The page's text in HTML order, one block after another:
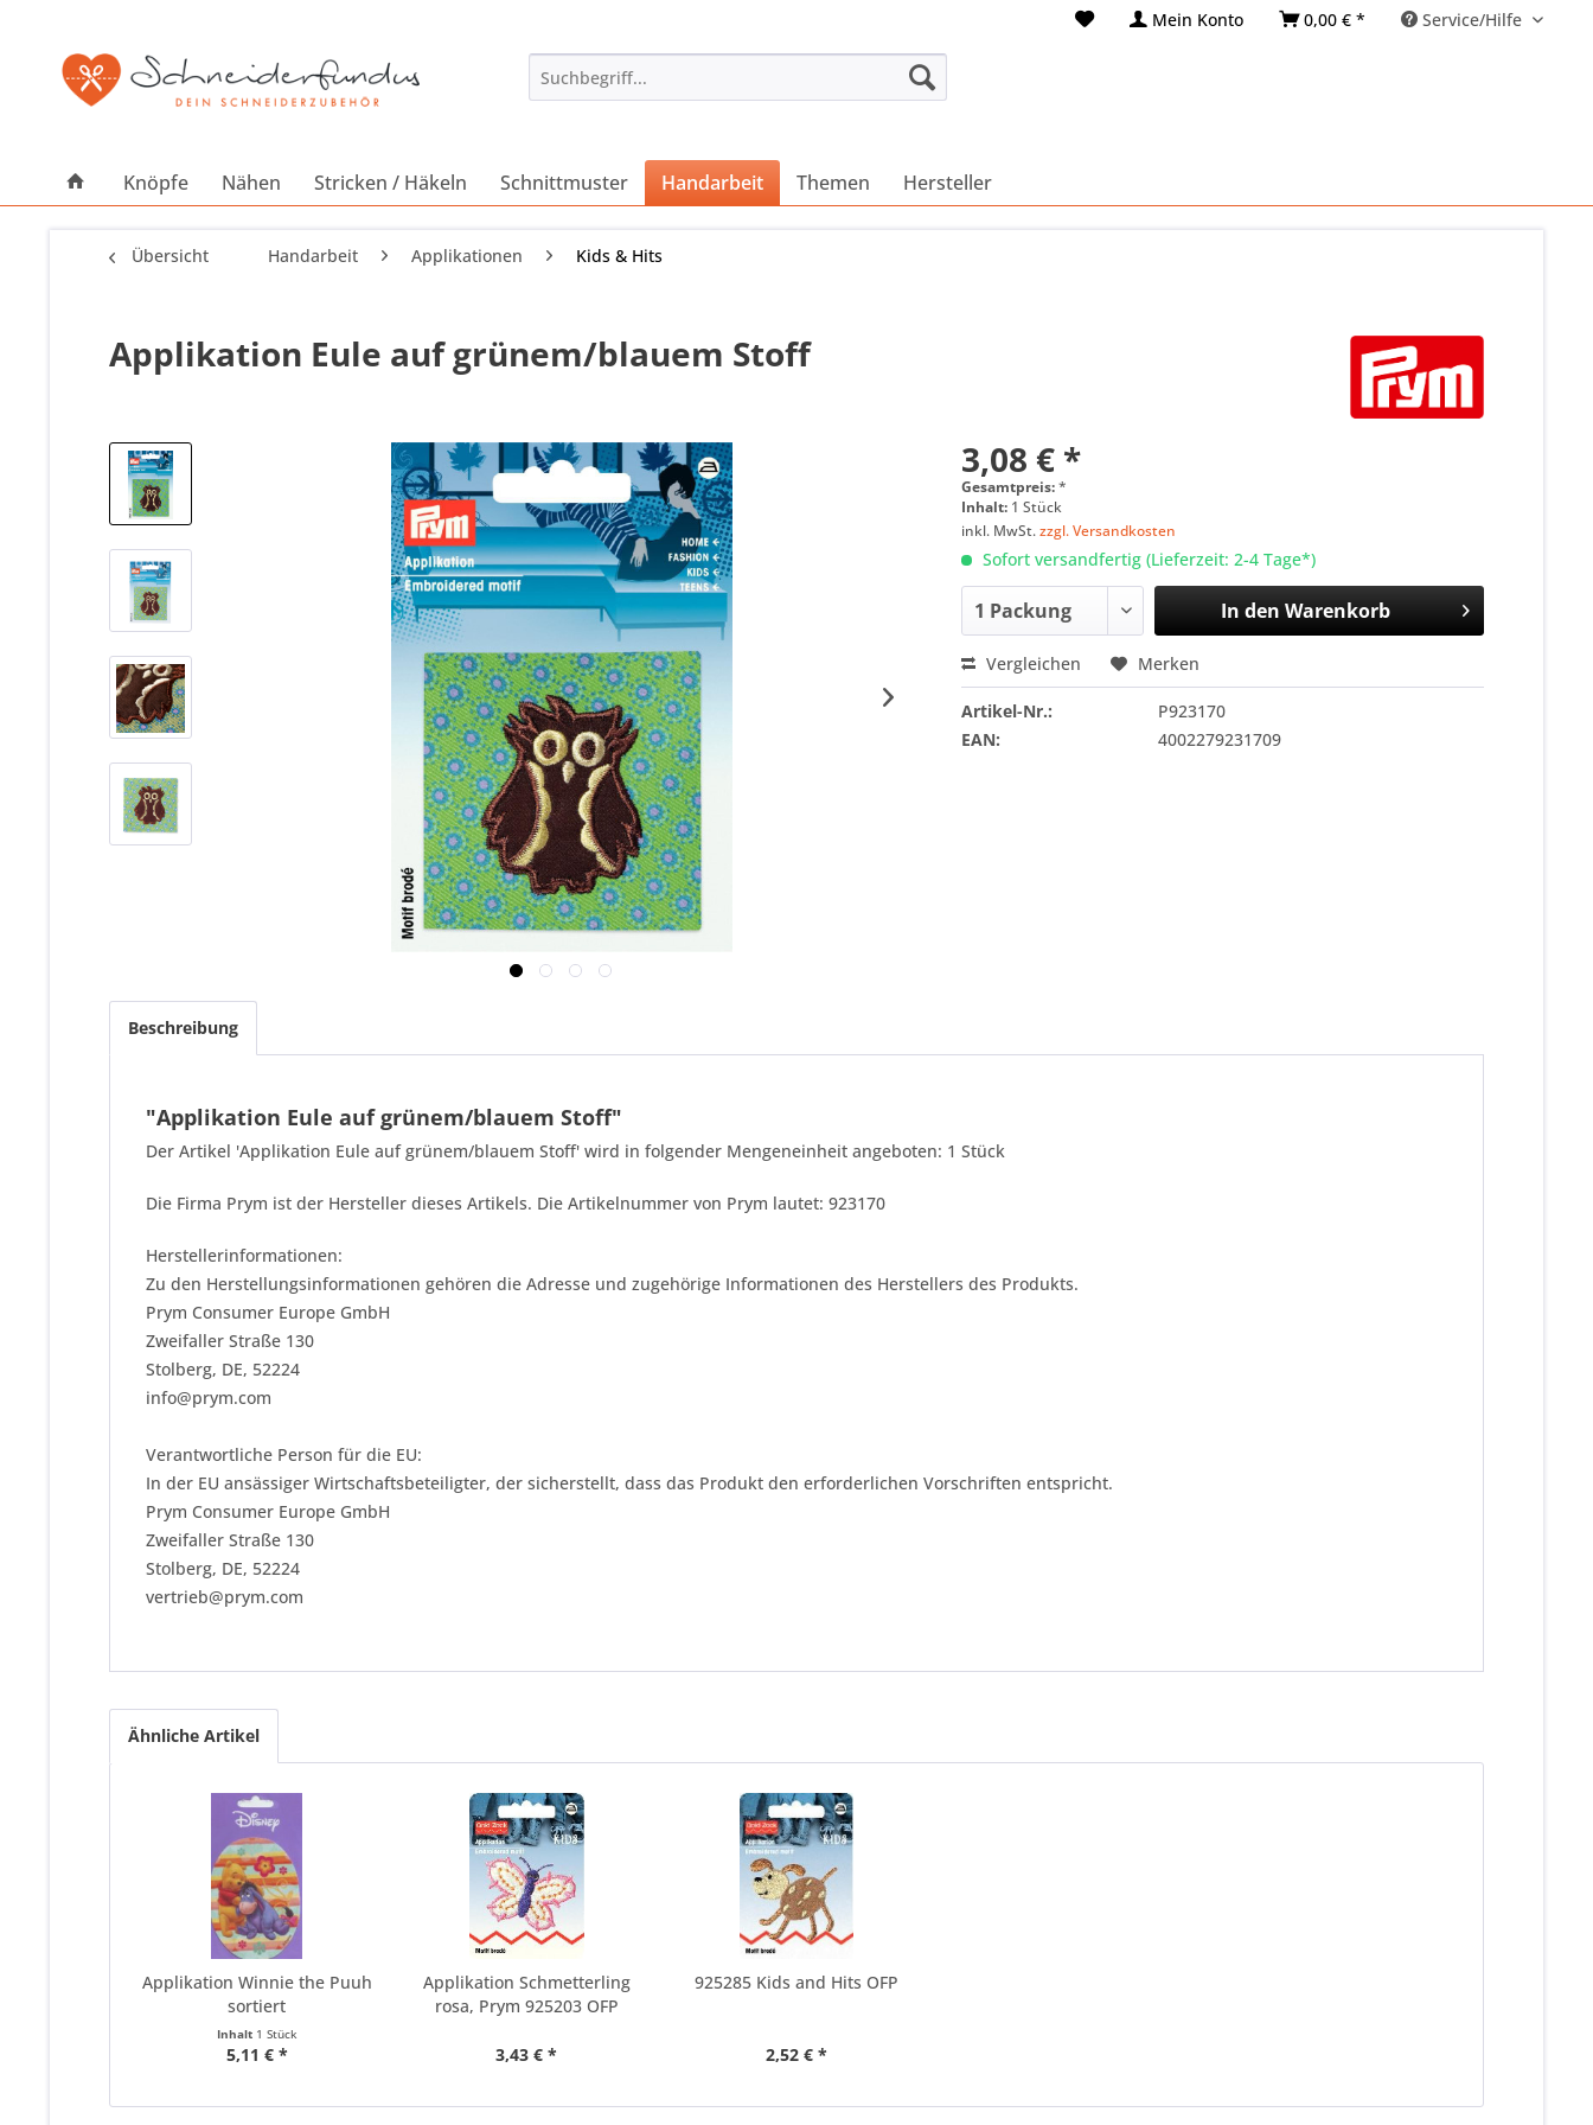
Mein Konto 0,00 € * Service/Hilfe
Knöpfe Nähen Stricken / Häkeln Schnittmuster Handarbeit Themen Hersteller
Übersicht Handarbeit Applikationen Kids & Hits
Applikation Eule auf grünem/blauem Stoff
3,08 € *
Gesamtpreis:*
Inhalt: 1 Stück
inkl. MwSt.zzgl. Versandkosten
Sofort versandfertig (Lieferzeit: 2-4 Tage*)
In den Warenkorb
Vergleichen Merken
Artikel-Nr.:
P923170
EAN:
4002279231709
Beschreibung
"Applikation Eule auf grünem/blauem Stoff"
Der Artikel 'Applikation Eule auf grünem/blauem Stoff' wird in folgender Mengeneinheit angeboten: 1 Stück
Die Firma Prym ist der Hersteller dieses Artikels. Die Artikelnummer von Prym lautet: 923170
Herstellerinformationen:
Zu den Herstellungsinformationen gehören die Adresse und zugehörige Informationen des Herstellers des Produkts.
Prym Consumer Europe GmbH
Zweifaller Straße 130
Stolberg, DE, 52224
info@prym.com
Verantwortliche Person für die EU:
In der EU ansässiger Wirtschaftsbeteiligter, der sicherstellt, dass das Produkt den erforderlichen Vorschriften entspricht.
Prym Consumer Europe GmbH
Zweifaller Straße 130
Stolberg, DE, 52224
vertrieb@prym.com
Ähnliche Artikel
Applikation Winnie the Puuh
sortiert
Inhalt 1 Stück
5,11 € *
Applikation Schmetterling
rosa, Prym 925203 OFP
3,43 € *
925285 Kids and Hits OFP
2,52 € *